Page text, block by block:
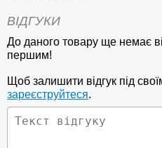
ВІДГУКИ
До даного товару ще немає
першим!
Щоб залишити відгук під
зареєструйтеся.